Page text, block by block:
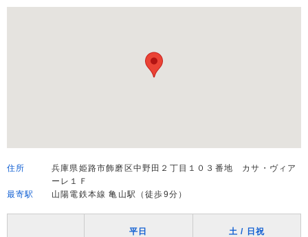
>提携企業一覧
住所
兵庫県姫路市飾磨区中野田２丁目１０３番地 カサ・ヴィア
ーレ１Ｆ
最寄駅
山陽電鉄本線 亀山駅（徒歩9分）
平日 土 / 日祝